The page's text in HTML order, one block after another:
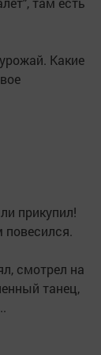
Какие
прикупил!
повесился.
смотрел на
танец,